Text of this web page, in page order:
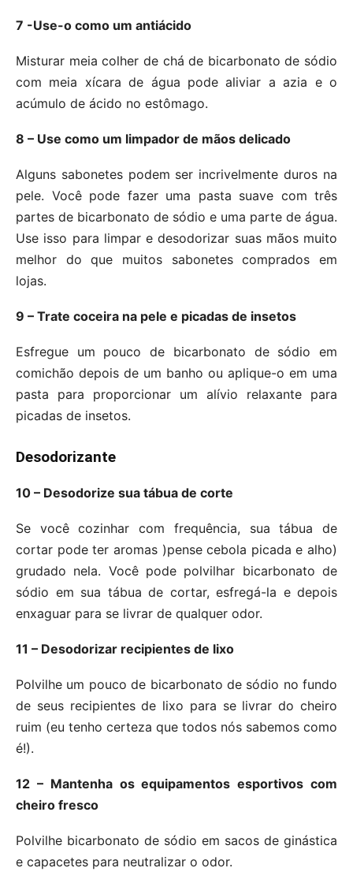
7 -Use-o como um antiácido
Misturar meia colher de chá de bicarbonato de sódio
com meia xícara de água pode aliviar a azia e o
acúmulo de ácido no estômago.
8 – Use como um limpador de mãos delicado
Alguns sabonetes podem ser incrivelmente duros na
pele. Você pode fazer uma pasta suave com três
partes de bicarbonato de sódio e uma parte de água.
Use isso para limpar e desodorizar suas mãos muito
melhor do que muitos sabonetes comprados em
lojas.
9 – Trate coceira na pele e picadas de insetos
Esfregue um pouco de bicarbonato de sódio em
comichão depois de um banho ou aplique-o em uma
pasta para proporcionar um alívio relaxante para
picadas de insetos.
Desodorizante
10 – Desodorize sua tábua de corte
Se você cozinhar com frequência, sua tábua de
cortar pode ter aromas )pense cebola picada e alho)
grudado nela. Você pode polvilhar bicarbonato de
sódio em sua tábua de cortar, esfregá-la e depois
enxaguar para se livrar de qualquer odor.
11 – Desodorizar recipientes de lixo
Polvilhe um pouco de bicarbonato de sódio no fundo
de seus recipientes de lixo para se livrar do cheiro
ruim (eu tenho certeza que todos nós sabemos como
é!).
12 – Mantenha os equipamentos esportivos com
cheiro fresco
Polvilhe bicarbonato de sódio em sacos de ginástica
e capacetes para neutralizar o odor.